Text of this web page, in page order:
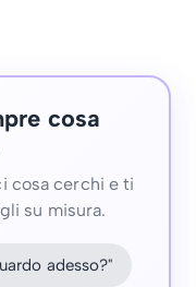
cosa
cosa cerchi e ti
su misura.
adesso?"